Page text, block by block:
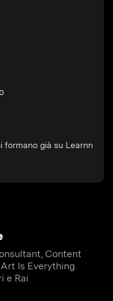
formano già su Learnn
Content
Is Everything
e Rai